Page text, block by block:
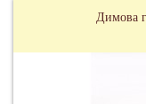
Димова